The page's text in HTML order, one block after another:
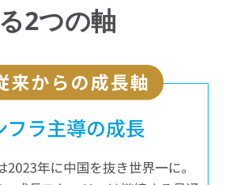
る2つの軸